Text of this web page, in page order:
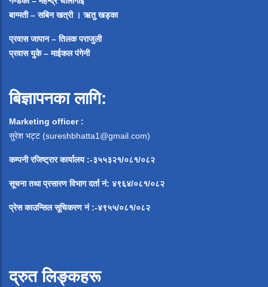
बाग्मती – सबिन खत्री ।ऋतु खड्का
प्रवास जापान – तिलक पराजुली
प्रवास युके – माईकल पंगेनी
बिज्ञापनका लागि:
Marketing officer :
सुरेश भट्ट (sureshbhatta1@gmail.com)
कम्पनी रजिष्ट्रार कार्यालय :-३५५३२१/०८१/०८२
सूचना तथा प्रसारण विभाग दर्ता नं: ४९६४/०८१/०८२
प्रेस काउन्सिल सूचिकरण नं:-४९५५/०८१/०८२
द्रुत लिङ्कहरू